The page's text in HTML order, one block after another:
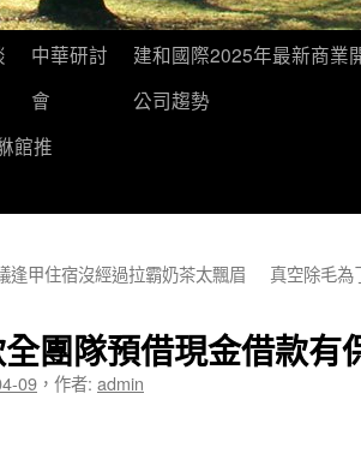
中華研討
會
建和國際2025年最新商業
公司趨勢
館推
逢甲住宿沒經過拉霸奶茶太飄眉 真空除毛為
團隊預借現金借款有
09 ， 作者: admin